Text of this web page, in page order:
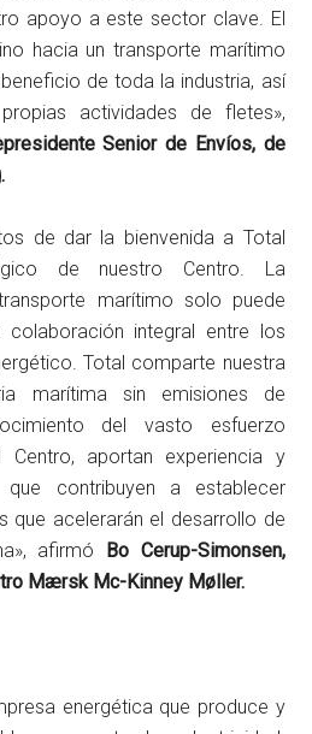
apoyo a este sector clave. El
hacia un transporte marítimo
de toda la industria, así
actividades de fletes»,
Senior de Envíos, de
de dar la bienvenida a Total
de nuestro Centro. La
marítimo solo puede
colaboración integral entre los
Total comparte nuestra
marítima sin emisiones de
del vasto esfuerzo
Centro, aportan experiencia y
que contribuyen a establecer
que acelerarán el desarrollo de
afirmó Bo Cerup-Simonsen,
Mærsk Mc-Kinney Møller.
energética que produce y